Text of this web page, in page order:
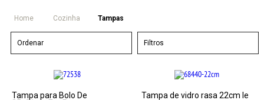
Home Cozinha Tampas
Filtros
Ordenar
Tampa para Bolo De
Tampa de vidro rasa 22cm le